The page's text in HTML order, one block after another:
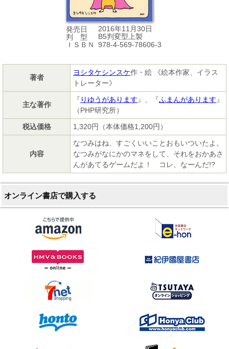
発売日
2016年11月30日
判 型
B5判変型上製
ＩＳＢＮ
978-4-569-78606-3
著者
ヨシタケシンスケ作・絵 《絵本作家、イラス
トレーター》
主な著作
『 りゆうがあります 』、『ふまんがあります 』
（PHP研究所）
税込価格
1,320円（本体価格1,200円）
内容
なつみはね、すごくいいことおもいついたよ。
なつみがなにかのマネをして、それをおかあさ
んがあてるゲームだよ！ コレ、なーんだ!?
オンライン書店で購入する